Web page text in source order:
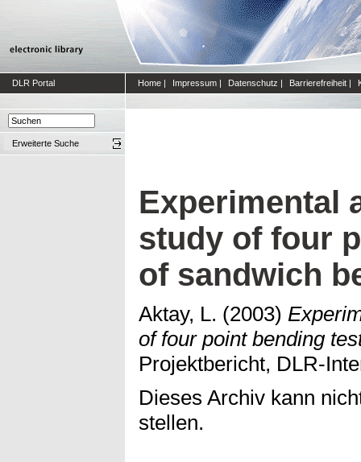
DLR Portal Home | Impressum | Datenschutz | Barrierefreiheit |
Erweiterte Suche
Experimental
study of four
of sandwich
Aktay, L. (2003)
of four point bending
Projektbericht, DLR-
Dieses Archiv kann
stellen.